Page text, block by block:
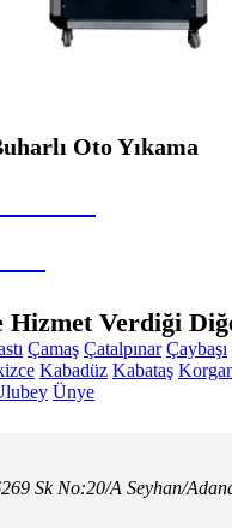
Oto Yıkama
Hizmet Verdiği
Çamaş Çatalpınar Çaybaşı
Kabadüz Kabataş
Ünye
Sk No:20/A Seyhan/